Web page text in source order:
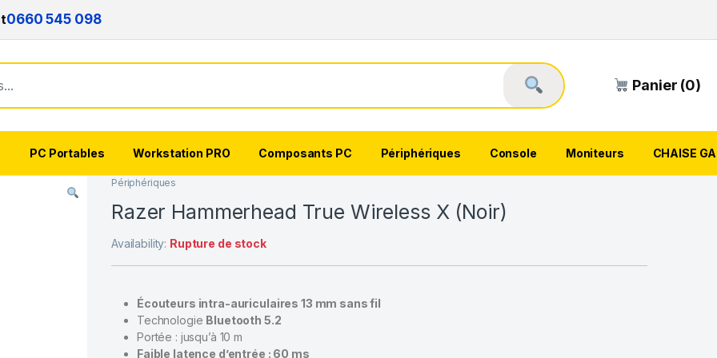
0660 545 098
Panier (0)
PC Portables Workstation PRO Composants PC Périphériques Console Moniteurs CHAISE
Périphériques
Razer Hammerhead True Wireless X (Noir)
Availability: Rupture de stock
Écouteurs intra-auriculaires 13 mm sans fil
Technologie Bluetooth 5.2
Portée : jusqu’à 10 m
Faible latence d’entrée : 60 ms